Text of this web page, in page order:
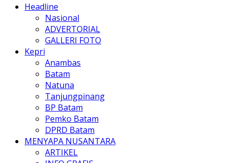
Headline
Nasional
ADVERTORIAL
GALLERI FOTO
Kepri
Anambas
Batam
Natuna
Tanjungpinang
BP Batam
Pemko Batam
DPRD Batam
MENYAPA NUSANTARA
ARTIKEL